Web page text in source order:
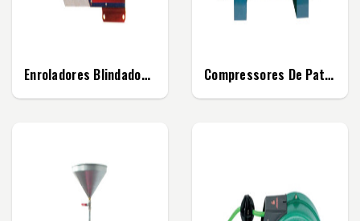
Enroladores Blindados Para Mangueiras De Alta... Compressores De Patas